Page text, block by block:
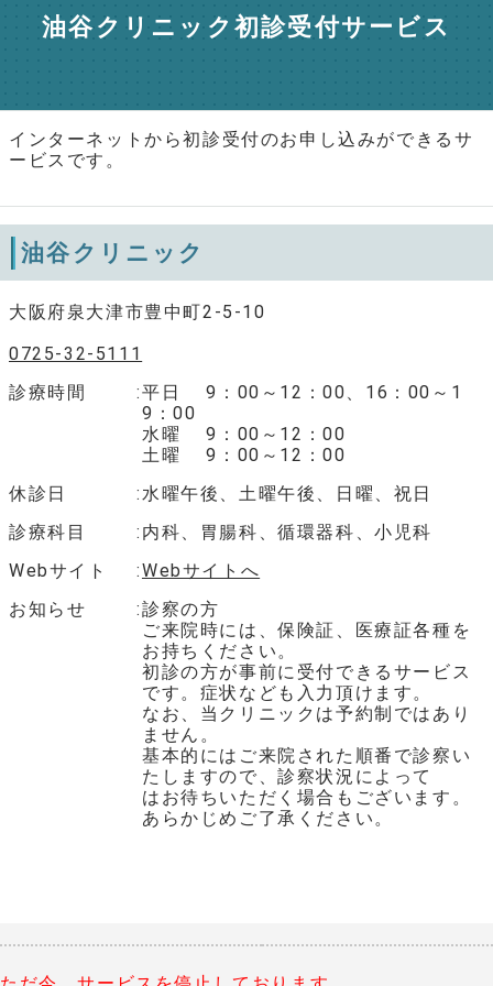
油谷クリニック初診受付サービス
インターネットから初診受付のお申し込みができるサ
ービスです。
油谷クリニック
大阪府泉大津市豊中町2-5-10
0725-32-5111
診療時間
平日 9：00～12：00、16：00～1
9：00
水曜 9：00～12：00
土曜 9：00～12：00
休診日
水曜午後、土曜午後、日曜、祝日
診療科目
内科、胃腸科、循環器科、小児科
Webサイト
Webサイトへ
お知らせ
診察の方
ご来院時には、保険証、医療証各種を
お持ちください。
初診の方が事前に受付できるサービス
です。症状なども入力頂けます。
なお、当クリニックは予約制ではあり
ません。
基本的にはご来院された順番で診察い
たしますので、診察状況によって
はお待ちいただく場合もございます。
あらかじめご了承ください。